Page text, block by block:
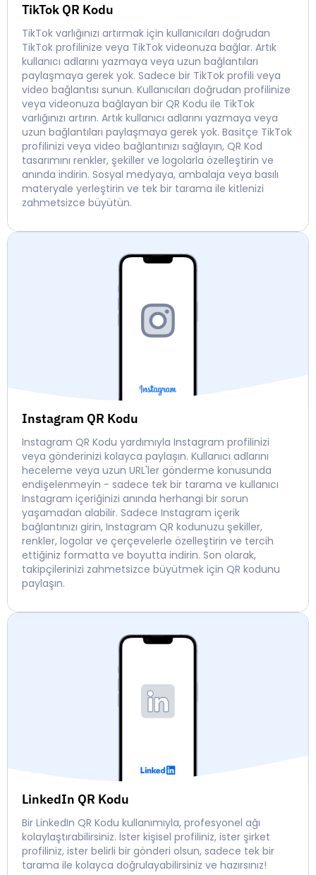
TikTok QR Kodu
TikTok varlığınızı artırmak için kullanıcıları doğrudan
TikTok profilinize veya TikTok videonuza bağlar. Artık
kullanıcı adlarını yazmaya veya uzun bağlantıları
paylaşmaya gerek yok. Sadece bir TikTok profili veya
video bağlantısı sunun. Kullanıcıları doğrudan profilinize
veya videonuza bağlayan bir QR Kodu ile TikTok
varlığınızı artırın. Artık kullanıcı adlarını yazmaya veya
uzun bağlantıları paylaşmaya gerek yok. Basitçe TikTok
profilinizi veya video bağlantınızı sağlayın, QR Kod
tasarımını renkler, şekiller ve logolarla özelleştirin ve
anında indirin. Sosyal medyaya, ambalaja veya basılı
materyale yerleştirin ve tek bir tarama ile kitlenizi
zahmetsizce büyütün.
Instagram QR Kodu
Instagram QR Kodu yardımıyla Instagram profilinizi
veya gönderinizi kolayca paylaşın. Kullanıcı adlarını
heceleme veya uzun URL'ler gönderme konusunda
endişelenmeyin - sadece tek bir tarama ve kullanıcı
Instagram içeriğinizi anında herhangi bir sorun
yaşamadan alabilir. Sadece Instagram içerik
bağlantınızı girin, Instagram QR kodunuzu şekiller,
renkler, logolar ve çerçevelerle özelleştirin ve tercih
ettiğiniz formatta ve boyutta indirin. Son olarak,
takipçilerinizi zahmetsizce büyütmek için QR kodunu
paylaşın.
LinkedIn QR Kodu
Bir LinkedIn QR Kodu kullanımıyla, profesyonel ağı
kolaylaştırabilirsiniz. İster kişisel profiliniz, ister şirket
profiliniz, ister belirli bir gönderi olsun, sadece tek bir
tarama ile kolayca doğrulayabilirsiniz ve hazırsınız!